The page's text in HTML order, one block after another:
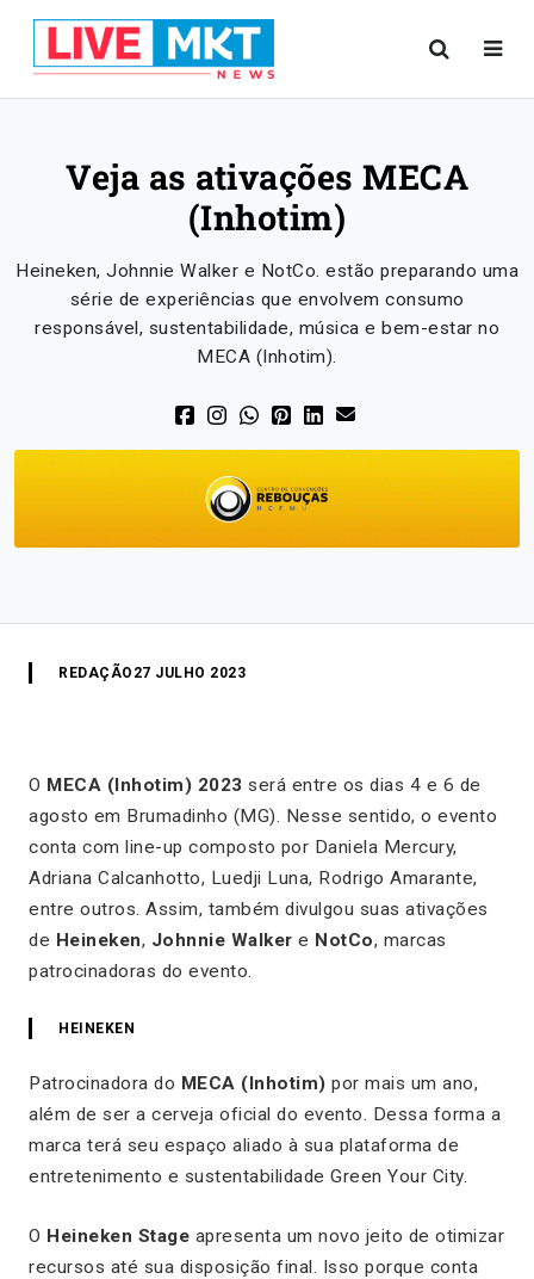
Veja as ativações MECA
(Inhotim)
Heineken, Johnnie Walker e NotCo. estão preparando uma
série de experiências que envolvem consumo
responsável, sustentabilidade, música e bem-estar no
MECA (Inhotim).
REDAÇÃO 27 JULHO 2023
O MECA (Inhotim) 2023 será entre os dias 4 e 6 de
agosto em Brumadinho (MG). Nesse sentido, o evento
conta com line-up composto por Daniela Mercury,
Adriana Calcanhotto, Luedji Luna, Rodrigo Amarante,
entre outros. Assim, também divulgou suas ativações
de Heineken, Johnnie Walker e NotCo, marcas
patrocinadoras do evento.
HEINEKEN
Patrocinadora do MECA (Inhotim) por mais um ano,
além de ser a cerveja oficial do evento. Dessa forma a
marca terá seu espaço aliado à sua plataforma de
entretenimento e sustentabilidade Green Your City.
O Heineken Stage apresenta um novo jeito de otimizar
recursos até sua disposição final. Isso porque conta